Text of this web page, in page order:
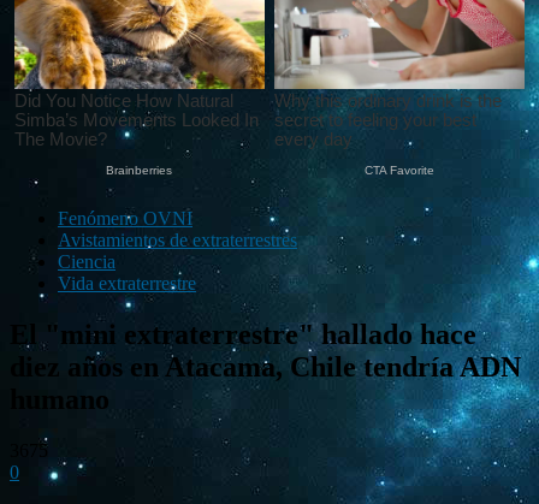
Fenómeno OVNI
Avistamientos de extraterrestres
Ciencia
Vida extraterrestre
El "mini extraterrestre" hallado hace
diez años en Atacama, Chile tendría ADN
humano
3675
0